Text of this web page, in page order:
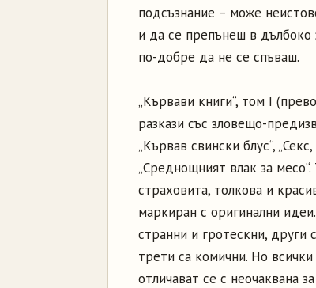
подсъзнание – може
и да се препънеш в дълбоко
по-добре да не се спъваш.
„Кървави книги“, том I
разкази със зловещо-
„Кървав свински блус“,
„Среднощният влак за
страховита, толкова и
маркиран с оригинални
странни и гротескни,
трети са комични. Но
отличават се с неочаквана